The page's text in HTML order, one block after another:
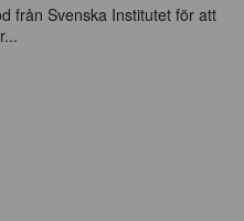
från Svenska Institutet för att